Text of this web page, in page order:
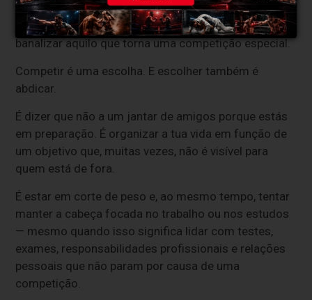
Mas comecei a perguntar-me se esse acesso tão
fácil também não nos faz correr outro risco: o de
banalizar aquilo que torna uma competição especial.
Competir é uma escolha. E escolher também é
abdicar.
É dizer que não a um jantar de amigos porque estás
em preparação. É organizar a tua vida em função de
um objetivo que, muitas vezes, não é visível para
quem está de fora.
É estar em corte de peso e, ao mesmo tempo, tentar
manter a cabeça focada no trabalho ou nos estudos
— mesmo quando isso significa lidar com testes,
exames, responsabilidades profissionais e relações
pessoais que não param por causa de uma
competição.